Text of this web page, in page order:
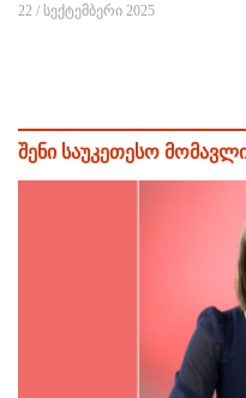
22 / სექტემბერი 2025
შენი საუკეთესო